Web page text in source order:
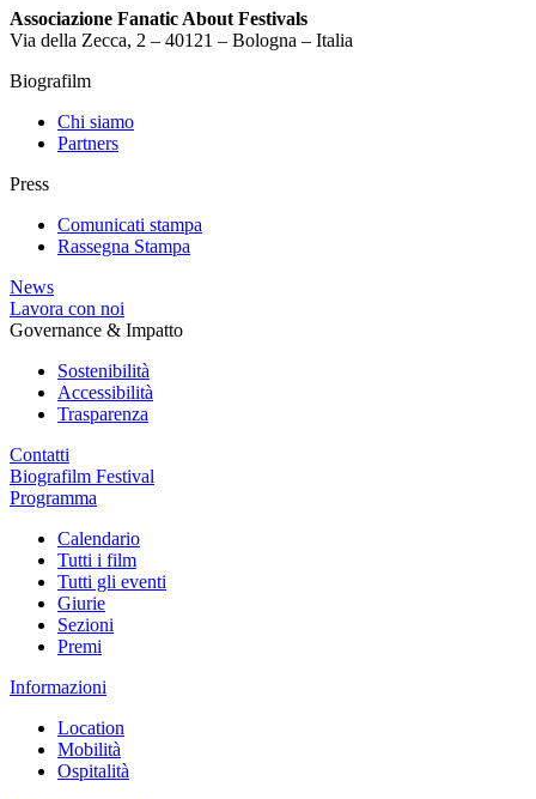
Associazione Fanatic About Festivals
Via della Zecca, 2 – 40121 – Bologna – Italia
Biografilm
Chi siamo
Partners
Press
Comunicati stampa
Rassegna Stampa
News
Lavora con noi
Governance & Impatto
Sostenibilità
Accessibilità
Trasparenza
Contatti
Biografilm Festival
Programma
Calendario
Tutti i film
Tutti gli eventi
Giurie
Sezioni
Premi
Informazioni
Location
Mobilità
Ospitalità